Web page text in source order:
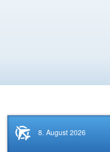
Startseite
News.Tourismus.com
8. August 2026